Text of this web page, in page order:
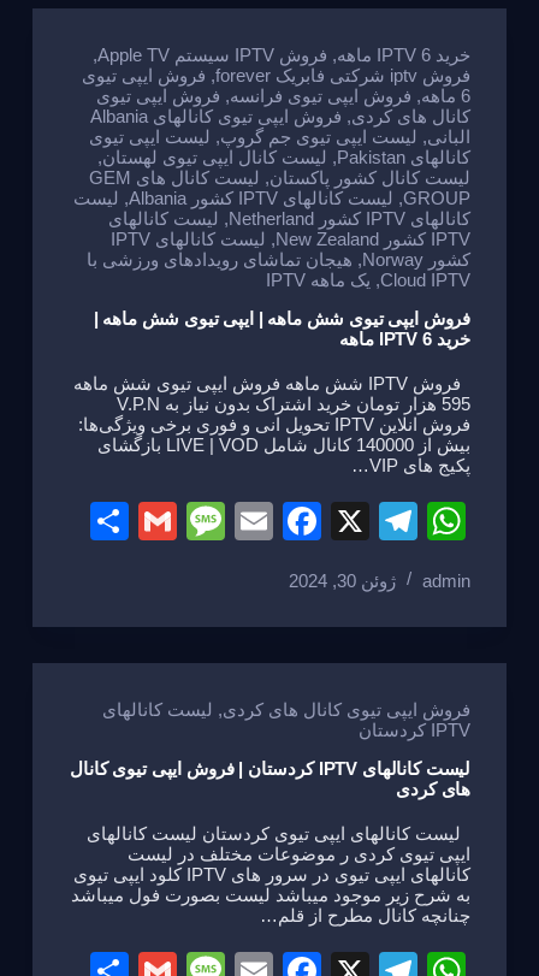
خرید IPTV 6 ماهه , فروش IPTV سیستم Apple TV
,
فروش iptv شرکتی فابریک forever
, فروش ایپی تیوی
6 ماهه
, فروش ایپی تیوی فرانسه, فروش ایپی تیوی
کانال های کردی,
فروش ایپی تیوی کانالهای Albania
البانی, لیست ایپی تیوی جم گروپ, لیست ایپی تیوی
کانالهای Pakistan
, لیست کانال ایپی تیوی لهستان,
لیست کانال کشور پاکستان,
لیست کانال های GEM
GROUP
, لیست کانالهای IPTV کشور Albania , لیست
کانالهای IPTV کشور Netherland
, لیست کانالهای
IPTV کشور New Zealand
,
لیست کانالهای IPTV
کشور Norway
, هیجان تماشای رویدادهای ورزشی با
Cloud IPTV
, یک ماهه IPTV
فروش ایپی تیوی شش ماهه | ایپی تیوی شش ماهه |
خرید IPTV 6 ماهه
فروش IPTV شش ماهه فروش ایپی تیوی شش ماهه
595 هزار تومان خرید اشتراک بدون نیاز به V.P.N
فروش انلاین IPTV تحویل انی و فوری برخی ویژگی‌ها:
بیش از 140000 کانال شامل LIVE | VOD بازگشای
پکیج های VIP…
W
at
s
A
p
p
T
e
gr
a
m
X
F
e
b
o
o
k
E
M
a
g
e
G
e
admin ژوئن 30, 2024
فروش ایپی تیوی کانال های کردی, لیست کانالهای
IPTV کردستان
لیست کانالهای IPTV کردستان | فروش ایپی تیوی کانال
های کردی
لیست کانالهای ایپی تیوی کردستان لیست کانالهای
ایپی تیوی کردی ر موضوعات مختلف در لیست
کانالهای ایپی تیوی در سرور های IPTV کلود ایپی تیوی
به شرح زیر موجود میباشد لیست بصورت فول میباشد
چنانچه کانال مطرح از قلم…